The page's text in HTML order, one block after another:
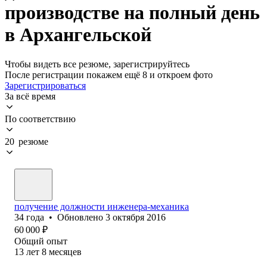
производстве на полный день
в Архангельской
Чтобы видеть все резюме, зарегистрируйтесь
После регистрации покажем ещё 8 и откроем фото
Зарегистрироваться
За всё время
По соответствию
20 резюме
получение должности инженера-механика
34 года • Обновлено 3 октября 2016
60 000 ₽
Общий опыт
13 лет 8 месяцев